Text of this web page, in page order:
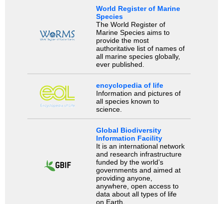
World Register of Marine
Species
The World Register of
Marine Species aims to
provide the most
authoritative list of names of
all marine species globally,
ever published.
encyclopedia of life
Information and pictures of
all species known to
science.
Global Biodiversity
Information Facility
It is an international network
and research infrastructure
funded by the world’s
governments and aimed at
providing anyone,
anywhere, open access to
data about all types of life
on Earth.